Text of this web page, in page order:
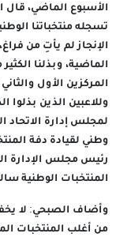
الأسبوع الماضي، قال
تسجله منتخباتنا
الإنجاز لم يأتِ من
الماضية، وبذلنا
المركزين الأول
وللاعبين الذين بذلوا
لمجلس إدارة الاتحاد
وطني لقيادة دفة
رئيس مجلس الإدارة
المنتخبات الوطنية
وأضاف الصبحي: لا
من أغلب المنتخبات